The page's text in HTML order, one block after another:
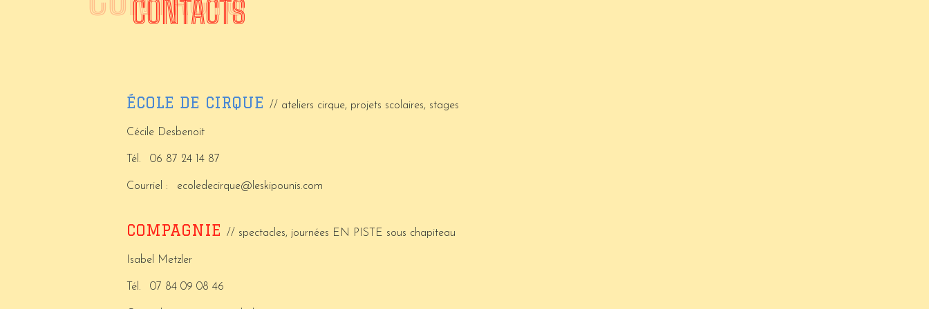
CONTACTS
ÉCOLE DE CIRQUE // ateliers cirque, projets scolaires, stages
Cécile Desbenoit
Tél. 06 87 24 14 87
Courriel : ecoledecirque@leskipounis.com
COMPAGNIE // spectacles, journées EN PISTE sous chapiteau
Isabel Metzler
Tél. 07 84 09 08 46